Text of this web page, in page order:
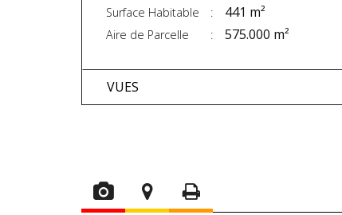
Surface Habitable 441 m²
Aire de Parcelle 575.000 m²
VUES